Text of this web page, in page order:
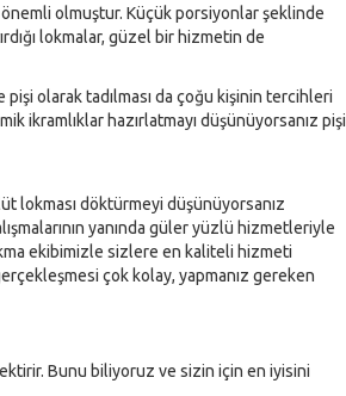
olmuştur. Küçük porsiyonlar şeklinde
lokmalar, güzel bir hizmetin de
olarak tadılması da çoğu kişinin tercihleri
ikramlıklar hazırlatmayı düşünüyorsanız pişi
lokması döktürmeyi düşünüyorsanız
yanında güler yüzlü hizmetleriyle
ekibimizle sizlere en kaliteli hizmeti
çok kolay, yapmanız gereken
Bunu biliyoruz ve sizin için en iyisini